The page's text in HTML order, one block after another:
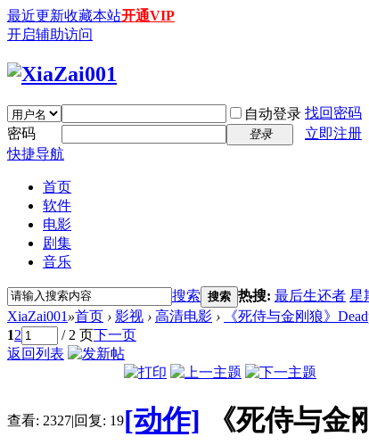
最近更新收藏本站开通VIP
开启辅助访问
自动登录 找回密码
密码
登录
立即注册
快捷导航
首页
软件
电影
剧集
音乐
搜索 搜索 热搜: 最后生还者 星
XiaZai001 »首页 › 影视 › 高清电影 ›
《死侍与金刚狼》
12 / 2 页下一页
返回列表
查看: 2327|回复: 19[动作] 《死侍与